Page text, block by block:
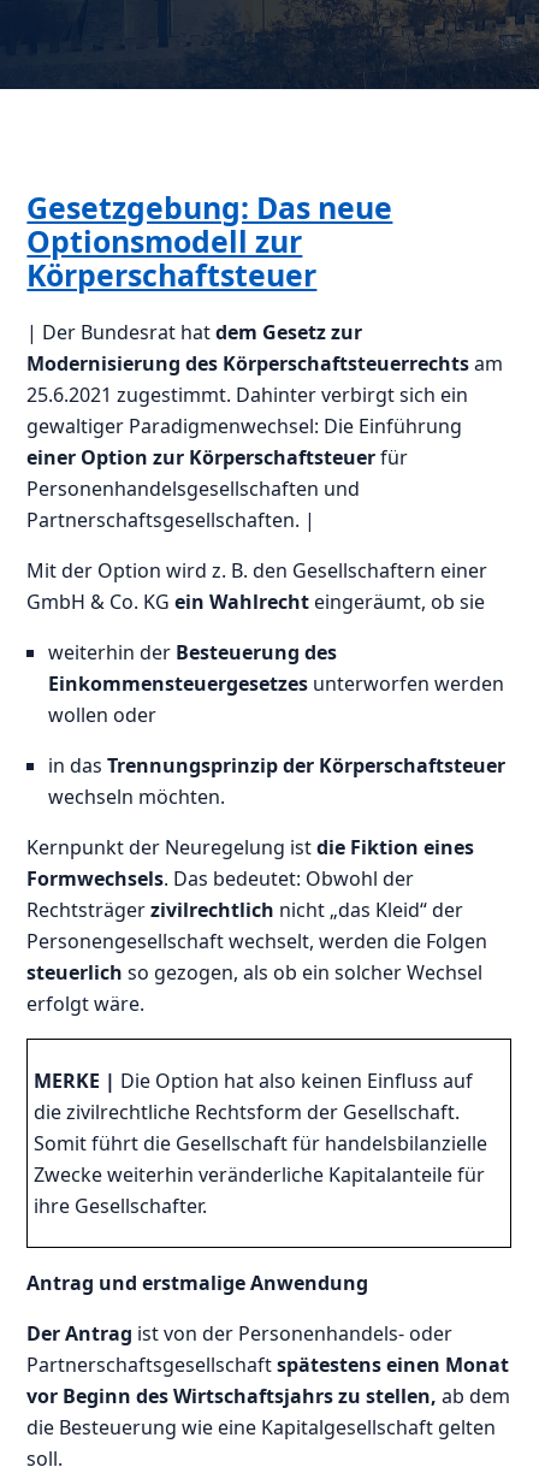
Gesetzgebung: Das neue
Optionsmodell zur
Körperschaftsteuer
| Der Bundesrat hatdem Gesetz zur
Modernisierung des Körperschaftsteuerrechtsam
25.6.2021 zugestimmt. Dahinter verbirgt sich ein
gewaltiger Paradigmenwechsel: Die Einführung
einer Option zur Körperschaftsteuerfür
Personenhandelsgesellschaften und
Partnerschaftsgesellschaften. |
Mit der Option wird z. B. den Gesellschaftern einer
GmbH & Co. KG ein Wahlrechteingeräumt, ob sie
weiterhin der Besteuerung des
Einkommensteuergesetzes unterworfen werden
wollen oder
in dasTrennungsprinzip der Körperschaftsteuer
wechseln möchten.
Kernpunkt der Neuregelung istdie Fiktion eines
Formwechsels. Das bedeutet: Obwohl der
Rechtsträgerzivilrechtlich nicht „das Kleid“ der
Personengesellschaft wechselt, werden die Folgen
steuerlichso gezogen, als ob ein solcher Wechsel
erfolgt wäre.
MERKE | Die Option hat also keinen Einfluss auf
die zivilrechtliche Rechtsform der Gesellschaft.
Somit führt die Gesellschaft für handelsbilanzielle
Zwecke weiterhin veränderliche Kapitalanteile für
ihre Gesellschafter.
Antrag und erstmalige Anwendung
Der Antrag ist von der Personenhandels- oder
Partnerschaftsgesellschaftspätestens einen Monat
vor Beginn des Wirtschaftsjahrs zu stellen,ab dem
die Besteuerung wie eine Kapitalgesellschaft gelten
soll.